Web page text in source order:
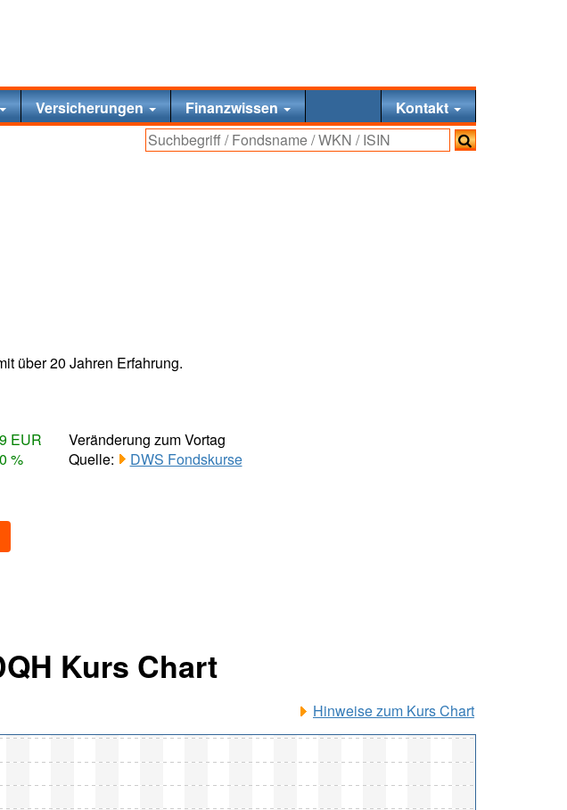
Versicherungen Finanzwissen Kontakt
über 20 Jahren Erfahrung.
EUR
%
Veränderung zum Vortag
Quelle:
DWS Fondskurse
Kurs Chart
Hinweise zum Kurs Chart